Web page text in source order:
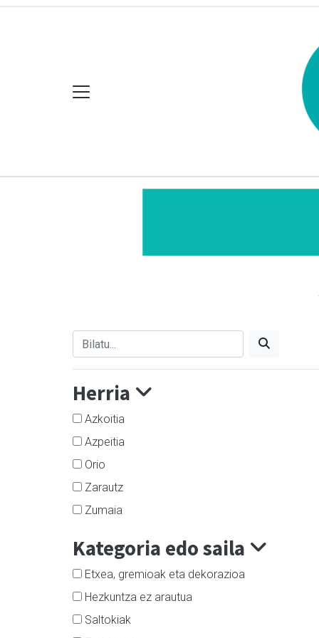
Herria
Azkoitia
Azpeitia
Orio
Zarautz
Zumaia
Kategoria edo saila
Etxea, gremioak eta dekorazioa
Hezkuntza ez arautua
Saltokiak